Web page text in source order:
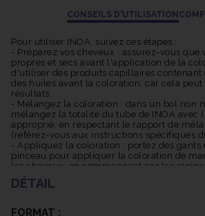
nuances allant des blonds aux bruns, des
de préférences. La coloration INOA
couverture des cheveux blancs,
uniforme et naturelle, même sur les
résistants.
Les pigments INOA sont conçus pour
offrir une tenue longue durée. Cela
restera vive et éclatante pendant une
Grâce à sa formule avancée, INOA
lumineuse et multidimensionnelle. Les
nuances profondes créent une
CONSEILS D'UTILISATION
Pour utiliser INOA, suivez ces étapes :
- Préparez vos cheveux : assurez-vous que
propres et secs avant l'application de la
d'utiliser des produits capillaires contenant
des huiles avant la coloration, car cela
résultats.
- Mélangez la coloration : dans un bol non
mélangez la totalité du tube de INOA avec
approprié, en respectant le rapport de
(référez-vous aux instructions spécifiques
- Appliquez la coloration : portez des gants
pinceau pour appliquer la coloration de
les cheveux, en commençant par les
jusqu'aux pointes. Veillez à bien saturer les
coloration.
pose recommandé (consultez les
DÉTAIL
FORMAT :